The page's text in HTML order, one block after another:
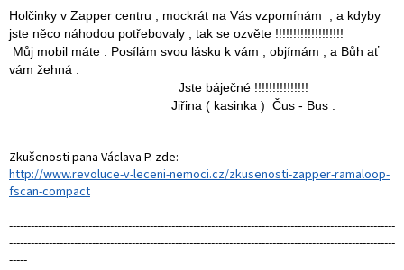
Holčinky v Zapper centru , mockrát na Vás vzpomínám , a kdyby
jste něco náhodou potřebovaly , tak se ozvěte !!!!!!!!!!!!!!!!!!!
Můj mobil máte . Posílám svou lásku k vám , objímám , a Bůh ať
vám žehná .
Jste báječné !!!!!!!!!!!!!!!
Jiřina ( kasinka ) Čus - Bus .
Zkušenosti pana Václava P. zde:
http://www.revoluce-v-leceni-nemoci.cz/zkusenosti-zapper-ramaloop-
fscan-compact
-----------------------------------------------------------------------------------------------------------
-----------------------------------------------------------------------------------------------------------
-----